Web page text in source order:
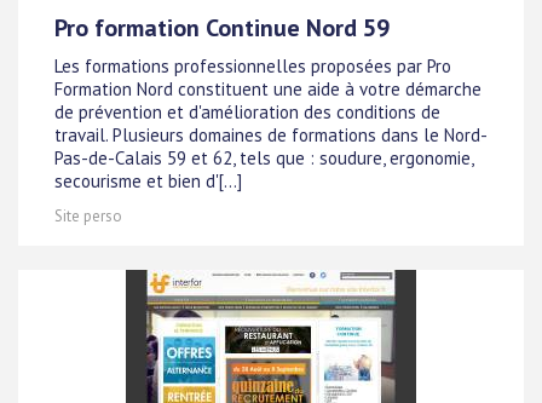
Pro formation Continue Nord 59
Les formations professionnelles proposées par Pro
Formation Nord constituent une aide à votre démarche
de prévention et d'amélioration des conditions de
travail. Plusieurs domaines de formations dans le Nord-
Pas-de-Calais 59 et 62, tels que : soudure, ergonomie,
secourisme et bien d'[...]
Site perso